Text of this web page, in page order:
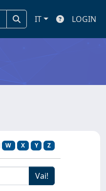
IT LOGIN
W X Y Z